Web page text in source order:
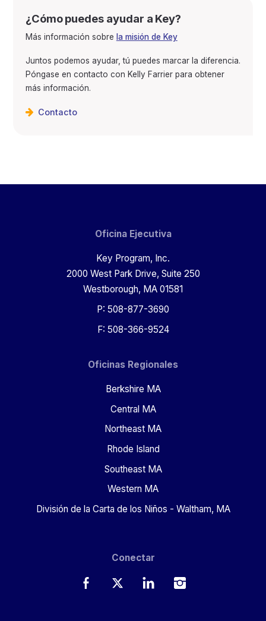
¿Cómo puedes ayudar a Key?
Más información sobre la misión de Key
Juntos podemos ayudar, tú puedes marcar la diferencia.
Póngase en contacto con Kelly Farrier para obtener
más información.
Contacto
Oficina Ejecutiva
Key Program, Inc.
2000 West Park Drive, Suite 250
Westborough, MA 01581
P: 508-877-3690
F: 508-366-9524
Oficinas Regionales
Berkshire MA
Central MA
Northeast MA
Rhode Island
Southeast MA
Western MA
División de la Carta de los Niños - Waltham, MA
Conectar
FacebookTwitterLinkedInInstagram